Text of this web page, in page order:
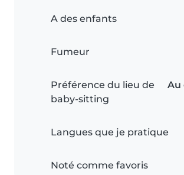
A des enfants
Fumeur
Préférence du lieu de
baby-sitting
Au
Langues que je pratique
Noté comme favoris